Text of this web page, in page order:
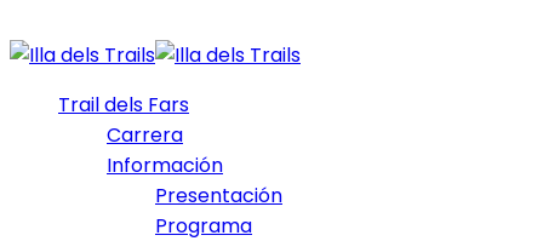
Trail dels Fars
Carrera
Información
Presentación
Programa